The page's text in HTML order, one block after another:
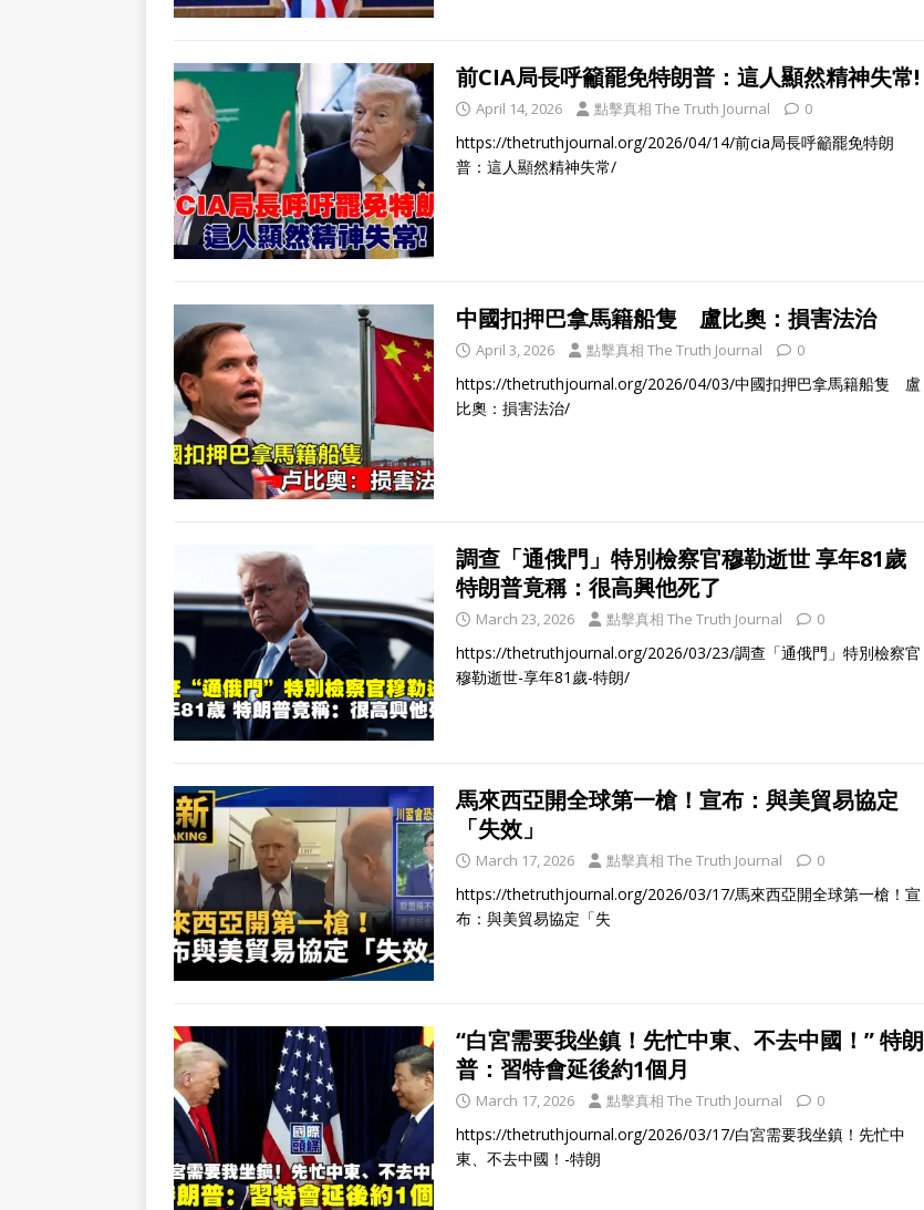
前CIA局長呼籲罷免特朗普：這人顯然精神失常!
April 14, 2026 點擊真相 The Truth Journal 0
https://thetruthjournal.org/2026/04/14/前cia局長呼籲罷免特朗
普：這人顯然精神失常/
中國扣押巴拿馬籍船隻 盧比奧：損害法治
April 3, 2026 點擊真相 The Truth Journal 0
https://thetruthjournal.org/2026/04/03/中國扣押巴拿馬籍船隻 盧
比奧：損害法治/
調查「通俄門」特別檢察官穆勒逝世 享年81歲
特朗普竟稱：很高興他死了
March 23, 2026 點擊真相 The Truth Journal 0
https://thetruthjournal.org/2026/03/23/調查「通俄門」特別檢察官
穆勒逝世-享年81歲-特朗/ ‎
馬來西亞開全球第一槍！宣布：與美貿易協定
「失效」
March 17, 2026 點擊真相 The Truth Journal 0
https://thetruthjournal.org/2026/03/17/馬來西亞開全球第一槍！宣
布：與美貿易協定「失
“白宮需要我坐鎮！先忙中東、不去中國！” 特朗
普：習特會延後約1個月
March 17, 2026 點擊真相 The Truth Journal 0
https://thetruthjournal.org/2026/03/17/白宮需要我坐鎮！先忙中
東、不去中國！-特朗